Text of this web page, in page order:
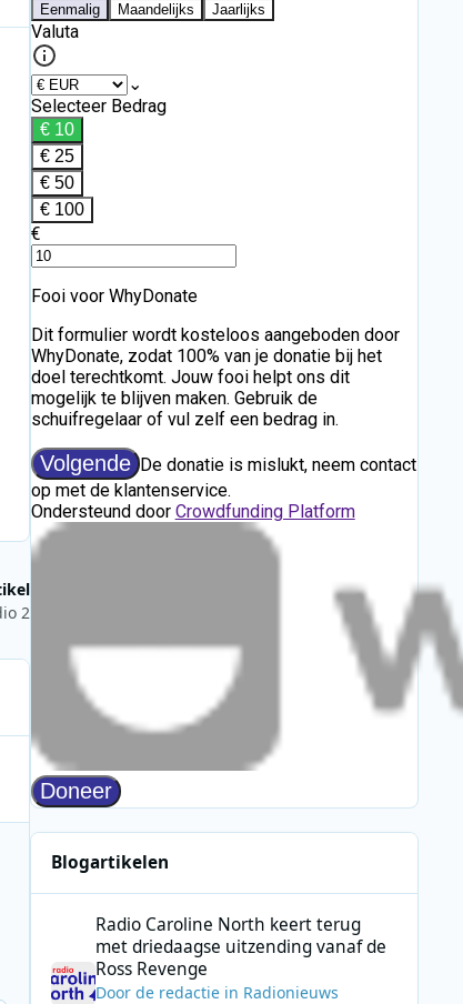
2
Blogartikelen
Radio Caroline North keert terug
met driedaagse uitzending vanaf de
Ross Revenge
Door de redactiein Radionieuws